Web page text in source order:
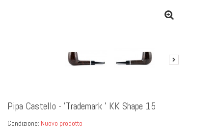
Pipa Castello - 'Trademark ' KK Shape 15
Condizione: Nuovo prodotto